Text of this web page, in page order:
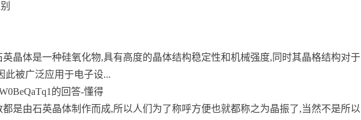
晶体是一种硅氧化物,具有高度的晶体结构稳定性和机械强度,同时其晶格结构对于
此被广泛应用于电子设...
的回答-懂得
是由石英晶体制作而成,所以人们为了称呼方便也就都称之为晶振了,当然不是所以